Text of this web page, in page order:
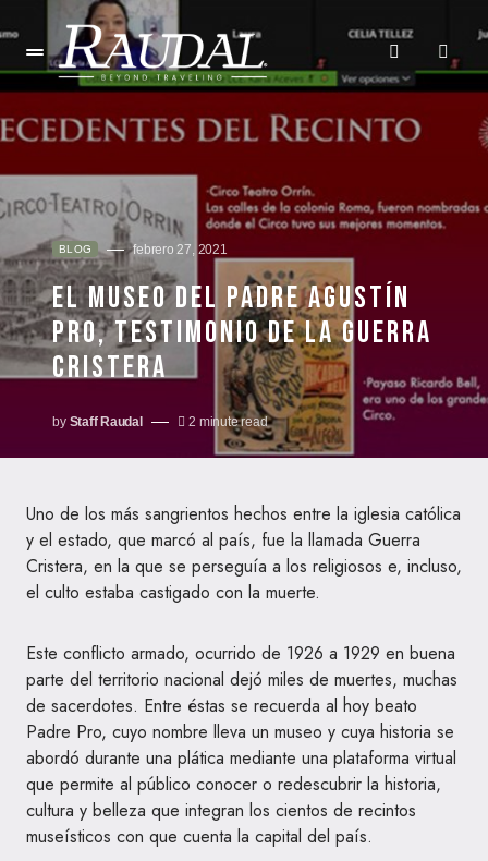
BLOG febrero 27, 2021
EL MUSEO DEL PADRE AGUSTÍN
PRO, TESTIMONIO DE LA GUERRA
CRISTERA
by Staff Raudal 2 minute read
Uno de los más sangrientos hechos entre la iglesia católica
y el estado, que marcó al país, fue la llamada Guerra
Cristera, en la que se perseguía a los religiosos e, incluso,
el culto estaba castigado con la muerte.
Este conflicto armado, ocurrido de 1926 a 1929 en buena
parte del territorio nacional dejó miles de muertes, muchas
de sacerdotes. Entre éstas se recuerda al hoy beato
Padre Pro, cuyo nombre lleva un museo y cuya historia se
abordó durante una plática mediante una plataforma virtual
que permite al público conocer o redescubrir la historia,
cultura y belleza que integran los cientos de recintos
museísticos con que cuenta la capital del país.